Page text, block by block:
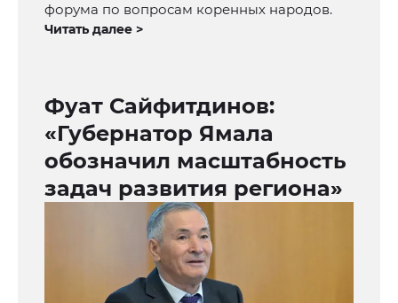
форума по вопросам коренных народов.
Читать далее >
Фуат Сайфитдинов:
«Губернатор Ямала
обозначил масштабность
задач развития региона»